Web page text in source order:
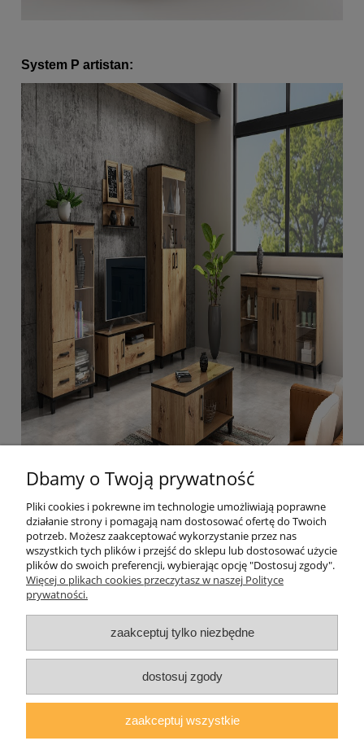
System P artistan:
Pomoc
Moje konto
O nas
AGMAT MEBLE Mateusz Kuźmicz| ul.Zacisze 1a/3, 63-600 Kępno,
woj. wielkopolskie | E-mail:sklep@agmatmeble.plTel.:790344333|
Dbamy o Twoją prywatność
Pliki cookies i pokrewne im technologie umożliwiają poprawne
działanie strony i pomagają nam dostosować ofertę do Twoich
potrzeb. Możesz zaakceptować wykorzystanie przez nas
wszystkich tych plików i przejść do sklepu lub dostosować użycie
plików do swoich preferencji, wybierając opcję "Dostosuj zgody".
Więcej o plikach cookies przeczytasz w naszej Polityce
prywatności.
zaakceptuj tylko niezbędne
dostosuj zgody
zaakceptuj wszystkie